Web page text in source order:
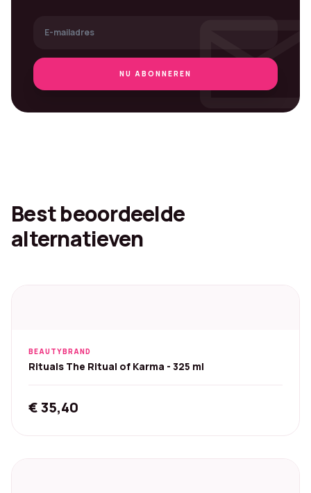
NU ABONNEREN
Best beoordeelde
alternatieven
BEAUTYBRAND
Rituals The Ritual of Karma - 325 ml
€35,40